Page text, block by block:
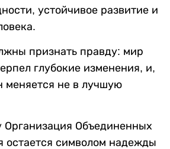
устойчивое развитие и
признать правду: мир
глубокие изменения, и,
меняется не в лучшую
Организация Объединенных
остается символом надежды